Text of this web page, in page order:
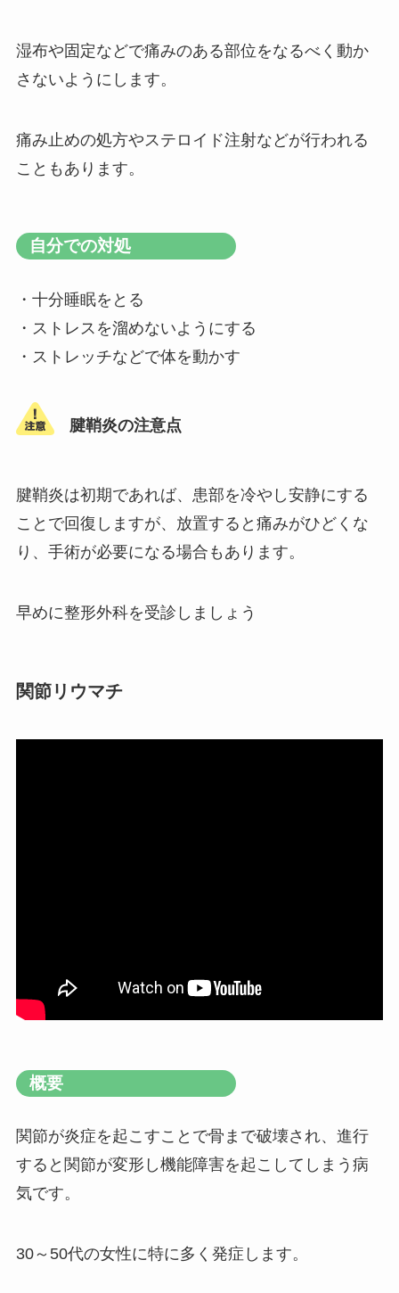
湿布や固定などで痛みのある部位をなるべく動か
さないようにします。
痛み止めの処方やステロイド注射などが行われる
こともあります。
自分での対処
・十分睡眠をとる
・ストレスを溜めないようにする
・ストレッチなどで体を動かす
腱鞘炎の注意点
腱鞘炎は初期であれば、患部を冷やし安静にする
ことで回復しますが、放置すると痛みがひどくな
り、手術が必要になる場合もあります。
早めに整形外科を受診しましょう
関節リウマチ
概要
関節が炎症を起こすことで骨まで破壊され、進行
すると関節が変形し機能障害を起こしてしまう病
気です。
30～50代の女性に特に多く発症します。